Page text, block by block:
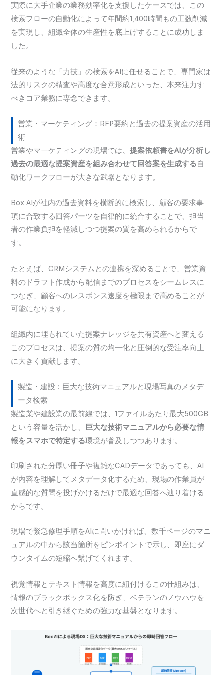
実際に大手企業の業務効率化を支援したケースでは、この
検索フローの自動化によって年間約1,400時間もの工数削減
を実現し、組織全体の生産性を底上げすることに成功しま
した。
従来のような「力技」の検索をAIに任せることで、専門家は
法的リスクの精査や高度な合意形成といった、本来注力す
べきコア業務に専念できます。
営業・マーケティング：RFP要約と過去の提案資産の活用
術
営業やマーケティングの現場では、提案依頼書をAIが分析し
過去の最適な提案資産を組み合わせて回答案を生成する自
動化ワークフローが大きな武器となります。
Box AIが社内の過去資料を横断的に検索し、顧客の要求事
項に合致する回答パーツを自律的に統合することで、担当
者の作業負担を軽減しつつ提案の質を高められるからで
す。
たとえば、CRMシステムとの連携を深めることで、営業資
料のドラフト作成から配信までのプロセスをシームレスに
つなぎ、顧客へのレスポンス速度を極限まで高めることが
可能になります。
組織内に埋もれていた提案ナレッジを共有資産へと変える
このプロセスは、提案の質の均一化と圧倒的な受注率向上
に大きく貢献します。
製造・建設：巨大な技術マニュアルと現場写真のメタデ
ータ検索
製造業や建設業の最前線では、1ファイルあたり最大500GB
という容量を活かし、
巨大な技術マニュアルから必要な情
報をスマホで特定する環境が普及しつつあります。
印刷された分厚い冊子や複雑なCADデータであっても、AI
が内容を理解してメタデータ化するため、現場の作業員が
直感的な質問を投げかけるだけで最適な回答へ辿り着ける
からです。
現場で緊急修理手順をAIに問いかければ、数千ページのマニ
ュアルの中から該当箇所をピンポイントで示し、即座にダ
ウンタイムの短縮へ繋げてくれます。
視覚情報とテキスト情報を高度に紐付けるこの仕組みは、
情報のブラックボックス化を防ぎ、ベテランのノウハウを
次世代へと引き継ぐための強力な基盤となります。